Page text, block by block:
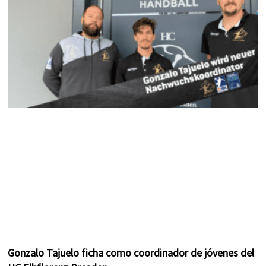
t
Gonzalo Tajuelo ficha como coordinador de jóvenes del